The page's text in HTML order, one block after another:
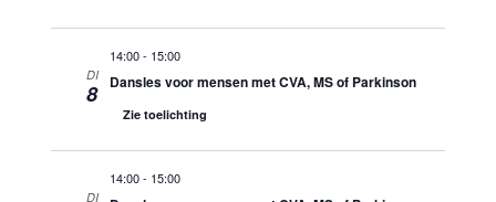
DI
8
14:00- 15:00
Dansles voor mensen met CVA, MS of Parkinson
Zie toelichting
DI
14:00- 15:00